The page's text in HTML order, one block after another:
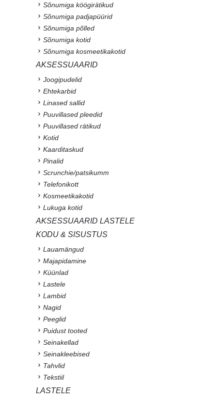
Sõnumiga köögirätikud
Sõnumiga padjapüürid
Sõnumiga põlled
Sõnumiga kotid
Sõnumiga kosmeetikakotid
AKSESSUAARID
Joogipudelid
Ehtekarbid
Linased sallid
Puuvillased pleedid
Puuvillased rätikud
Kotid
Kaarditaskud
Pinalid
Scrunchie/patsikumm
Telefonikott
Kosmeetikakotid
Lukuga kotid
AKSESSUAARID LASTELE
KODU & SISUSTUS
Lauamängud
Majapidamine
Küünlad
Lastele
Lambid
Nagid
Peeglid
Puidust tooted
Seinakellad
Seinakleebised
Tahvlid
Tekstiil
LASTELE